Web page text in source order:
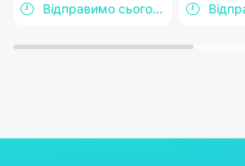
Відправимо сьогодні